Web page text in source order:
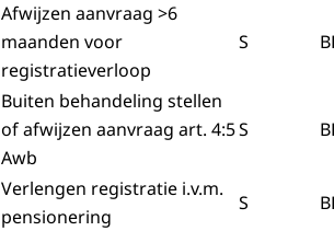
Afwijzen aanvraag >6
maanden voor
registratieverloop
S
Buiten behandeling stellen
of afwijzen aanvraag art. 4:5
Awb
S
Verlengen registratie i.v.m.
pensionering
S